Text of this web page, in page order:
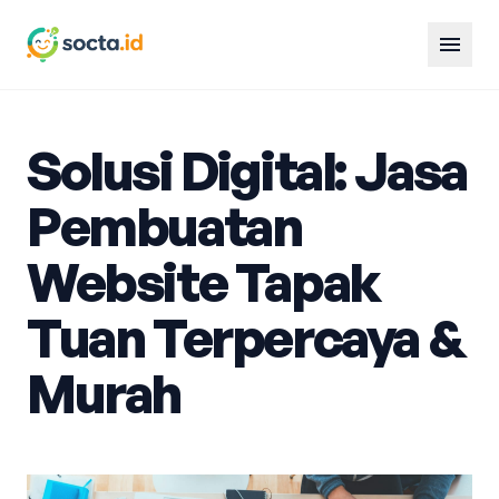
menu
Solusi Digital: Jasa
Pembuatan
Website Tapak
Tuan Terpercaya &
Murah